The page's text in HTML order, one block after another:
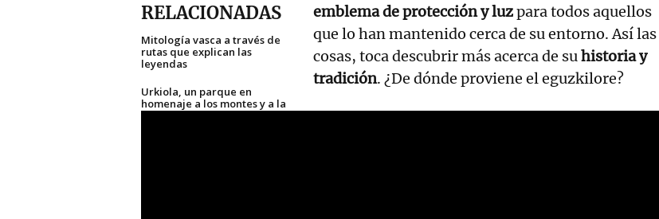
RELACIONADAS
Mitología vasca a través de
rutas que explican las
leyendas
Urkiola, un parque en
homenaje a los montes y a la
mitología
emblema de protección y luzpara todos aquellos
que lo han mantenido cerca de su entorno. Así las
cosas, toca descubrir más acerca de suhistoria y
tradición. ¿De dónde proviene el eguzkilore?